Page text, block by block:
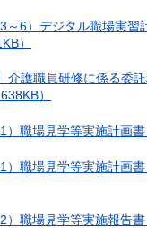
3～6）デジタル職場実習
）
介護職員研修に係る委
）
1）職場見学等実施計画
1）職場見学等実施計画書
2）職場見学等実施報告